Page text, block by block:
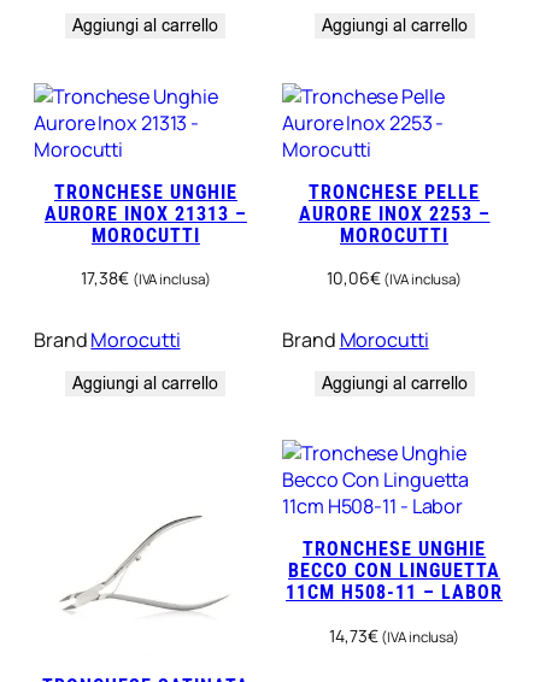
Aggiungi al carrello Aggiungi al carrello
TRONCHESE UNGHIE
AURORE INOX 21313 –
MOROCUTTI
17,38€ (IVA inclusa)
BrandMorocutti
Aggiungi al carrello
TRONCHESE PELLE
AURORE INOX 2253 –
MOROCUTTI
10,06€ (IVA inclusa)
Brand Morocutti
Aggiungi al carrello
TRONCHESE UNGHIE
BECCO CON LINGUETTA
11CM H508-11 – LABOR
14,73€ (IVA inclusa)